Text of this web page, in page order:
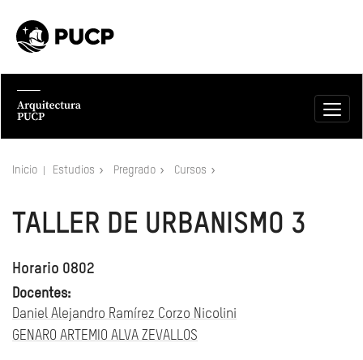
Inicio Estudios Pregrado Cursos
TALLER DE URBANISMO 3
Horario 0802
Docentes:
Daniel Alejandro Ramírez Corzo Nicolini
GENARO ARTEMIO ALVA ZEVALLOS